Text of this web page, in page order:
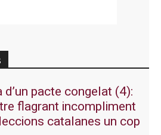
pacte congelat (4):
flagrant incompliment
catalanes un cop